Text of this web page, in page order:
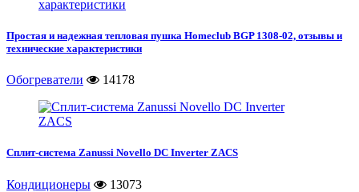
Простая и надежная тепловая пушка Homeclub BGP 1308-02, отзывы и
технические характеристики
Обогреватели 14178
Сплит-система Zanussi Novello DC Inverter ZACS
Кондиционеры 13073